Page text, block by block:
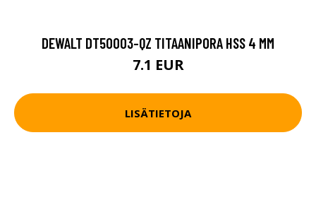
DEWALT DT50003-QZ TITAANIPORA HSS 4 MM
7.1 EUR
LISÄTIETOJA